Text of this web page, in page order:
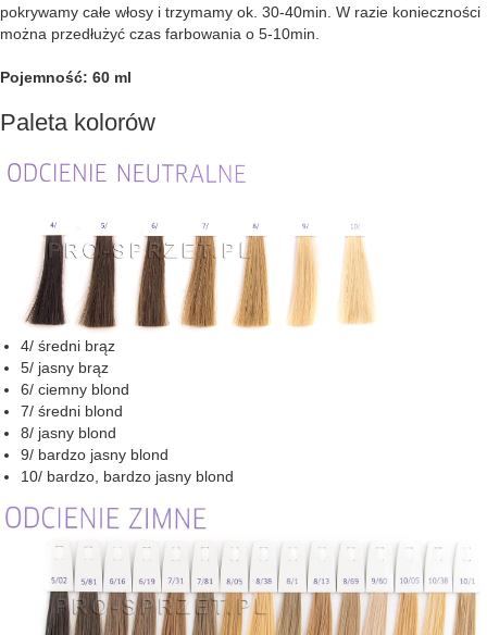
pokrywamy całe włosy i trzymamy ok. 30-40min. W razie konieczności
można przedłużyć czas farbowania o 5-10min.
Pojemność: 60 ml
Paleta kolorów
4/ średni brąz
5/ jasny brąz
6/ ciemny blond
7/ średni blond
8/ jasny blond
9/ bardzo jasny blond
10/ bardzo, bardzo jasny blond